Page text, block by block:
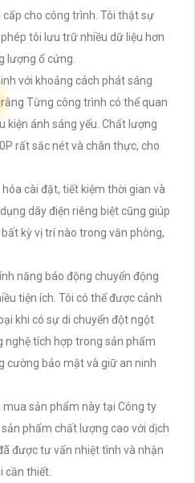
cấp cho công trình. Tôi thật sự
tôi lưu trữ nhiều dữ liệu hơn
lượng ổ cứng.
với khoảng cách phát sáng
rằng Từng công trình có thể quan
kiện ánh sáng yếu. Chất lượng
rất sắc nét và chân thực, cho
cài đặt, tiết kiệm thời gian và
dây điện riêng biệt cũng giúp
kỳ vị trí nào trong văn phòng,
năng báo động chuyển động
tiện ích. Tôi có thể được cảnh
khi có sự di chuyển đột ngột
nghệ tích hợp trong sản phẩm
cường bảo mật và giữ an ninh
sản phẩm này tại Công ty
phẩm chất lượng cao với dịch
được tư vấn nhiệt tình và nhận
cần thiết.